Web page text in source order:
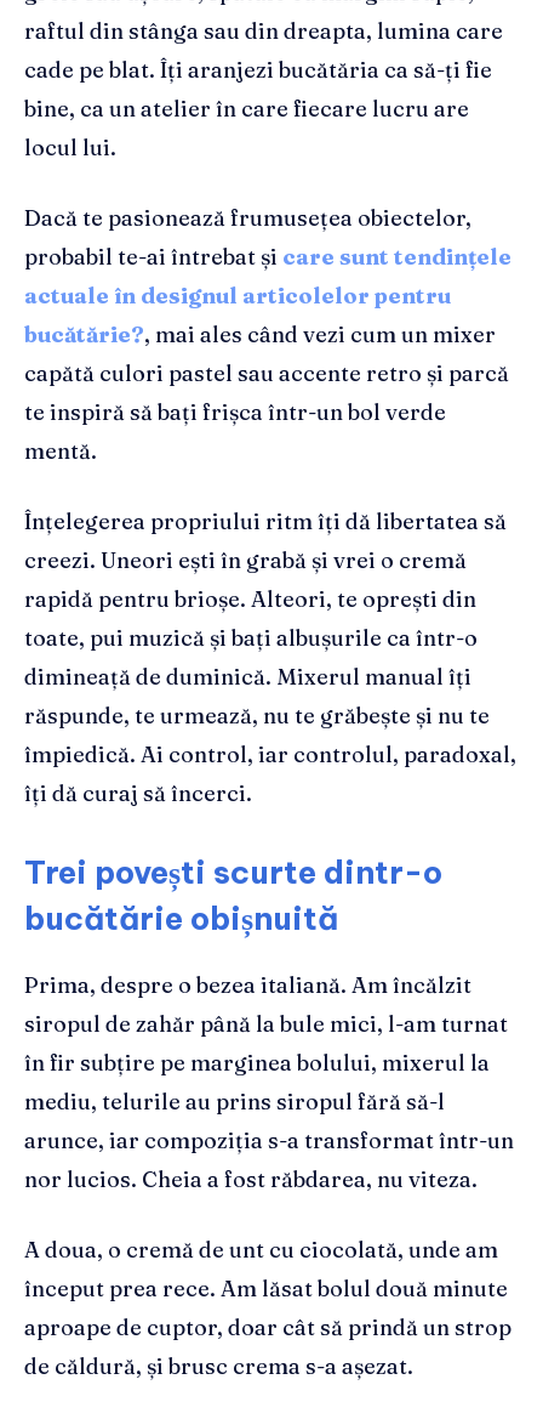
raftul din stânga sau din dreapta, lumina care
cade pe blat. Îți aranjezi bucătăria ca să-ți fie
bine, ca un atelier în care fiecare lucru are
locul lui.
Dacă te pasionează frumusețea obiectelor,
probabil te-ai întrebat și care sunt tendințele
actuale în designul articolelor pentru
bucătărie?, mai ales când vezi cum un mixer
capătă culori pastel sau accente retro și parcă
te inspiră să bați frișca într-un bol verde
mentă.
Înțelegerea propriului ritm îți dă libertatea să
creezi. Uneori ești în grabă și vrei o cremă
rapidă pentru brioșe. Alteori, te oprești din
toate, pui muzică și bați albușurile ca într-o
dimineață de duminică. Mixerul manual îți
răspunde, te urmează, nu te grăbește și nu te
împiedică. Ai control, iar controlul, paradoxal,
îți dă curaj să încerci.
Trei povești scurte dintr-o
bucătărie obișnuită
Prima, despre o bezea italiană. Am încălzit
siropul de zahăr până la bule mici, l-am turnat
în fir subțire pe marginea bolului, mixerul la
mediu, telurile au prins siropul fără să-l
arunce, iar compoziția s-a transformat într-un
nor lucios. Cheia a fost răbdarea, nu viteza.
A doua, o cremă de unt cu ciocolată, unde am
început prea rece. Am lăsat bolul două minute
aproape de cuptor, doar cât să prindă un strop
de căldură, și brusc crema s-a așezat.